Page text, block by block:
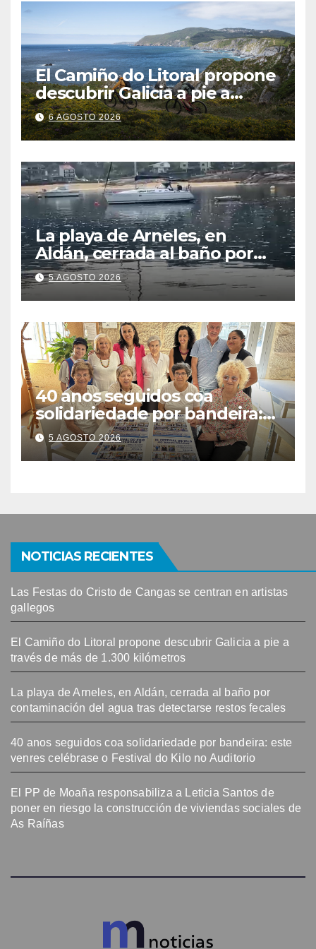
El Camiño do Litoral propone
descubrir Galicia a pie a
través de más de 1.300
kilómetros
6 AGOSTO 2026
La playa de Arneles, en
Aldán, cerrada al baño por
contaminación del agua tras
detectarse restos fecales
5 AGOSTO 2026
40 anos seguidos coa
solidariedade por bandeira:
este venres celébrase o
Festival do Kilo no Auditorio
5 AGOSTO 2026
NOTICIAS RECIENTES
Las Festas do Cristo de Cangas se centran en artistas
gallegos
El Camiño do Litoral propone descubrir Galicia a pie a
través de más de 1.300 kilómetros
La playa de Arneles, en Aldán, cerrada al baño por
contaminación del agua tras detectarse restos fecales
40 anos seguidos coa solidariedade por bandeira: este
venres celébrase o Festival do Kilo no Auditorio
El PP de Moaña responsabiliza a Leticia Santos de
poner en riesgo la construcción de viviendas sociales de
As Raíñas